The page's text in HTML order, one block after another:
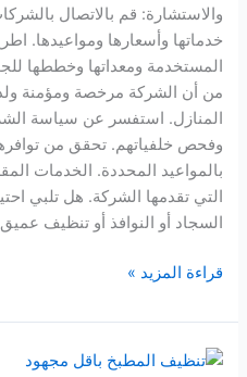
والاستشارة: قم بالاتصال
خدماتها وأسعارها ومواعيدها.
المستخدمة ومعداتها وخططها
من أن الشركة مرخصة ومؤمنة
المنازل. استفسر عن سياسة
وفحص خلفياتهم. تحقق من توافرها
بالمواعيد المحددة. الخدمات
التي تقدمها الشركة. هل تلبي
السجاد أو النوافذ أو تنظيف عميق
قراءة المزيد »
تنظيف